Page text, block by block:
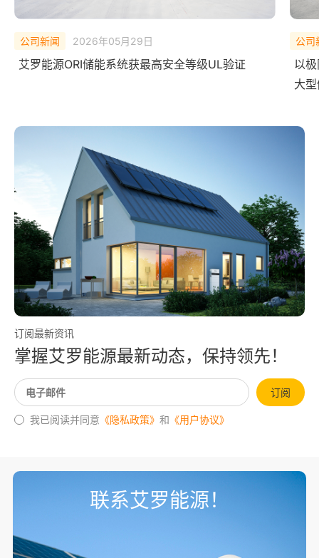
公司新闻 2026年02月10日
以极限测试，验证安全底线——艾罗能源 ORI
公司
中
艾
订阅最新资讯
掌握艾罗能源最新动态，保持领先！
订阅
我已阅读并同意 《隐私政策》 和 《用户协议》
联系艾罗能源！